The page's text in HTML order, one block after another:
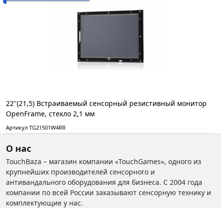
22"(21,5) Встраиваемый сенсорный резистивный монитор
OpenFrame, стекло 2,1 мм
Артикул TG21501W4RR
О нас
TouchBaza – магазин компании «TouchGames», одного из
крупнейших производителей сенсорного и
антивандального оборудования для бизнеса. С 2004 года
компании по всей России заказывают сенсорную технику и
комплектующие у нас.